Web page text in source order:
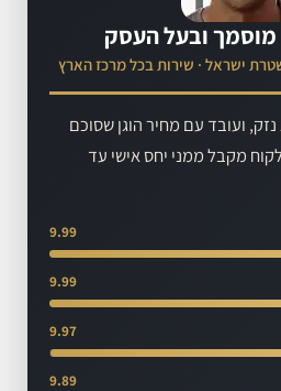
מוסמך ובעל העסק
ישראל · שירות בכל מרכז הארץ
ועובד עם מחיר הוגן שסוכם
מקבל ממני יחס אישי עד
9.99
9.99
9.97
9.89